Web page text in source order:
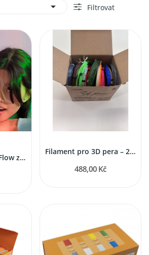
 Filtrovat
3D Pero 3Doodler Flow základní sada (od 14 let)
Filament pro 3D pera – 20 barev × 3 m |...
488,00 Kč